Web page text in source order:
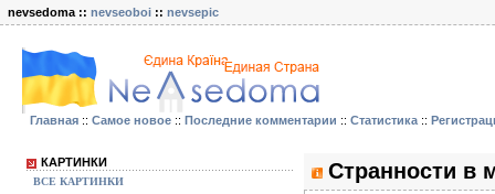
nevsedoma :: nevseoboi :: nevsepic
Главная :: Самое новое :: Последние комментарии :: Статистика ::
КАРТИНКИ
ВСЕ КАРТИНКИ
Странности в